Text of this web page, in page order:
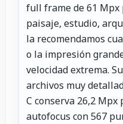
full frame de 61
paisaje, estudio,
la recomendamos
o la impresión
velocidad extrema.
archivos muy
C conserva 26,2
autofocus con 567